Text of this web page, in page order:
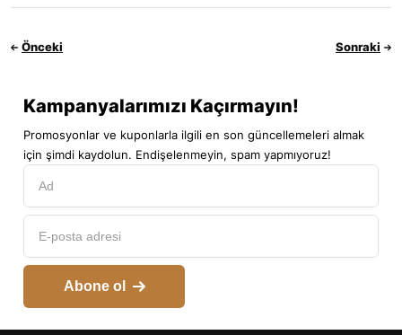
Önceki Sonraki
Kampanyalarımızı Kaçırmayın!
Promosyonlar ve kuponlarla ilgili en son güncellemeleri almak
için şimdi kaydolun. Endişelenmeyin, spam yapmıyoruz!
Abone ol